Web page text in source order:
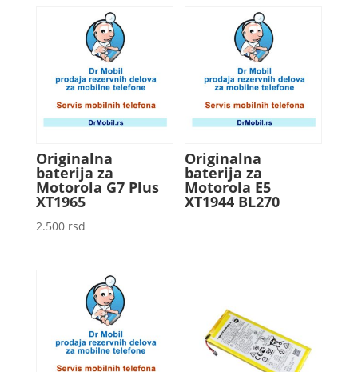
Originalna
baterija za
Motorola G7 Plus
XT1965
2.500 rsd
Originalna
baterija za
Motorola E5
XT1944 BL270